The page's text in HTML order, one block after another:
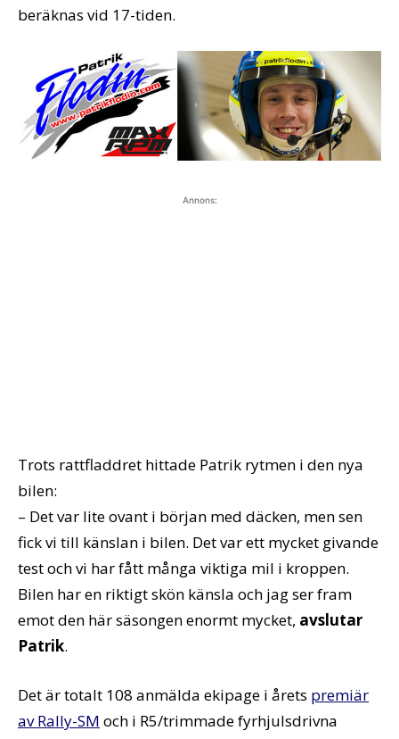
beräknas vid 17-tiden.
Annons:
Trots rattfladdret hittade Patrik rytmen i den nya
bilen:
– Det var lite ovant i början med däcken, men sen
fick vi till känslan i bilen. Det var ett mycket givande
test och vi har fått många viktiga mil i kroppen.
Bilen har en riktigt skön känsla och jag ser fram
emot den här säsongen enormt mycket, avslutar
Patrik.
Det är totalt 108 anmälda ekipage i årets premiär
av Rally-SM och i R5/trimmade fyrhjulsdrivna